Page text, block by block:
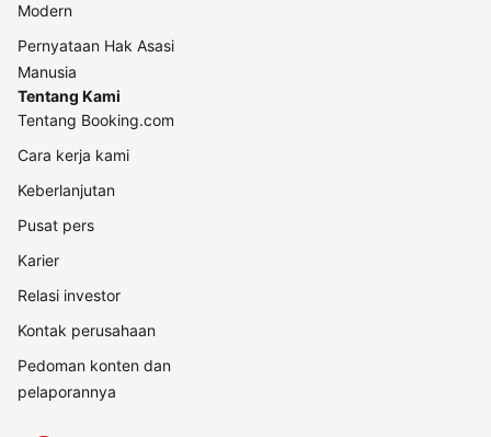
Modern
Pernyataan Hak Asasi
Manusia
Tentang Kami
Tentang Booking.com
Cara kerja kami
Keberlanjutan
Pusat pers
Karier
Relasi investor
Kontak perusahaan
Pedoman konten dan
pelaporannya